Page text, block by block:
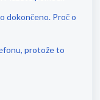
dokončeno. Proč o
protože to